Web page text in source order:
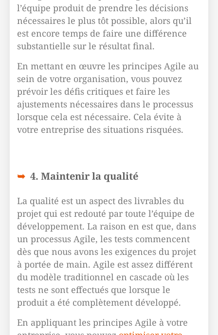
l’équipe produit de prendre les décisions
nécessaires le plus tôt possible, alors qu’il
est encore temps de faire une différence
substantielle sur le résultat final.
En mettant en œuvre les principes Agile au
sein de votre organisation, vous pouvez
prévoir les défis critiques et faire les
ajustements nécessaires dans le processus
lorsque cela est nécessaire. Cela évite à
votre entreprise des situations risquées.
4. Maintenir la qualité
La qualité est un aspect des livrables du
projet qui est redouté par toute l’équipe de
développement. La raison en est que, dans
un processus Agile, les tests commencent
dès que nous avons les exigences du projet
à portée de main. Agile est assez différent
du modèle traditionnel en cascade où les
tests ne sont effectués que lorsque le
produit a été complètement développé.
En appliquant les principes Agile à votre